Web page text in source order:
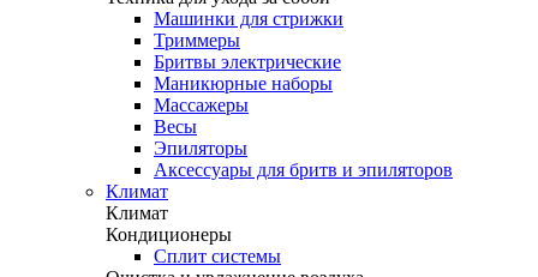
Машинки для стрижки
Триммеры
Бритвы электрические
Маникюрные наборы
Массажеры
Весы
Эпиляторы
Аксессуары для бритв и эпиляторов
Климат
Климат
Кондиционеры
Сплит системы